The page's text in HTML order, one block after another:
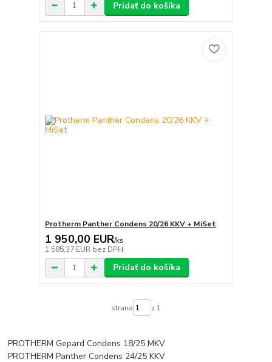
Pridať do košíka
Protherm Panther Condens 20/26 KKV + MiSet
1 950,00 EUR/ks
1 585,37 EUR bez DPH
Pridať do košíka
strana z 1
PROTHERM Gepard Condens 18/25 MKV
PROTHERM Panther Condens 24/25 KKV